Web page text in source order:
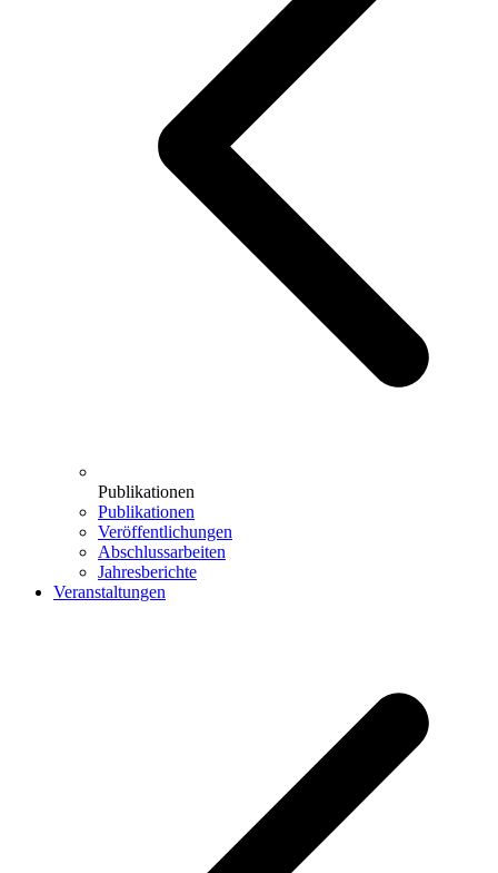
Publikationen
Publikationen
Veröffentlichungen
Abschlussarbeiten
Jahresberichte
Veranstaltungen